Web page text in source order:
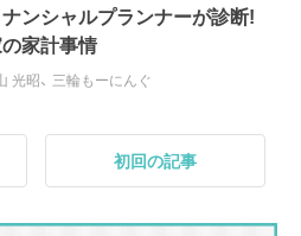
ンシャルプランナーが診断!
家計事情
光昭、 三輪もーにんぐ
初回の記事